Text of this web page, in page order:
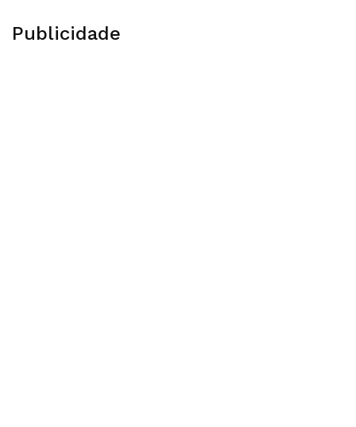
Publicidade